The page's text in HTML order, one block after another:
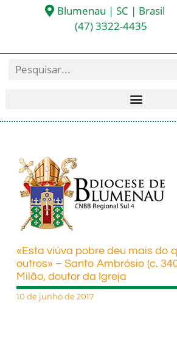
Blumenau | SC | Brasil
(47) 3322-4435
«Esta viúva pobre deu mais do
outros» – Santo Ambrósio (c.
Milão, doutor da Igreja
10 de junho de 2017